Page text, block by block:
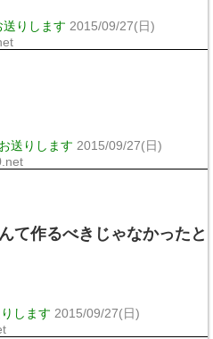
りします 2015/09/27(日)
送りします 2015/09/27(日)
て作るべきじゃなかったと
します 2015/09/27(日)